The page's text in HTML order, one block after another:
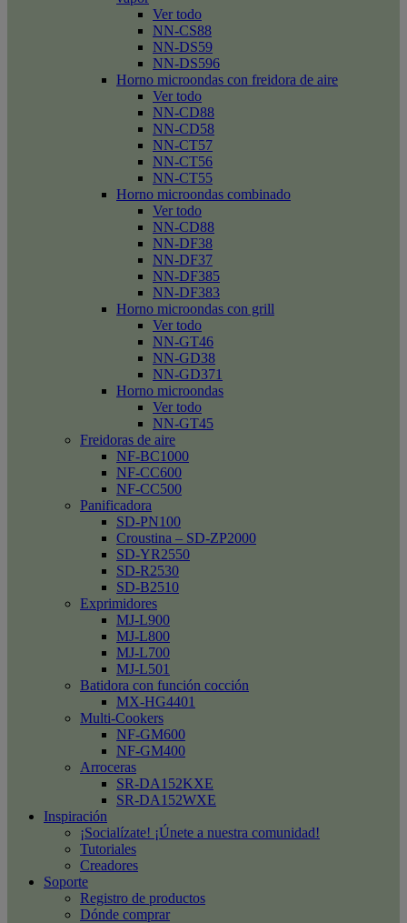
Ver todo
NN-CS88
NN-DS59
NN-DS596
Horno microondas con freidora de aire
Ver todo
NN-CD88
NN-CD58
NN-CT57
NN-CT56
NN-CT55
Horno microondas combinado
Ver todo
NN-CD88
NN-DF38
NN-DF37
NN-DF385
NN-DF383
Horno microondas con grill
Ver todo
NN-GT46
NN-GD38
NN-GD371
Horno microondas
Ver todo
NN-GT45
Freidoras de aire
NF-BC1000
NF-CC600
NF-CC500
Panificadora
SD-PN100
Croustina – SD-ZP2000
SD-YR2550
SD-R2530
SD-B2510
Exprimidores
MJ-L900
MJ-L800
MJ-L700
MJ-L501
Batidora con función cocción
MX-HG4401
Multi-Cookers
NF-GM600
NF-GM400
Arroceras
SR-DA152KXE
SR-DA152WXE
Inspiración
¡Socialízate! ¡Únete a nuestra comunidad!
Tutoriales
Creadores
Soporte
Registro de productos
Dónde comprar